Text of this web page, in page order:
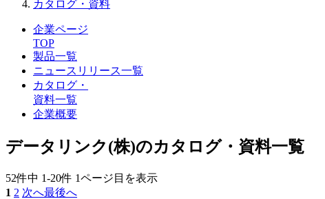
カタログ・資料
企業ページ
TOP
製品一覧
ニュースリリース一覧
カタログ・
資料一覧
企業概要
データリンク(株)のカタログ・資料一覧
52件中 1-20件 1ページ目を表示
1 2 次へ最後へ